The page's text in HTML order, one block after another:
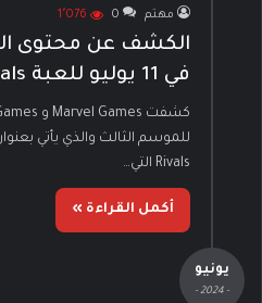
مهتم 0 1٬076
الكشف عن محتوى
في 11 يوليو للعبة Marvel Rivals
Rivals التي…
أكمل القراءة »
يونيو
- 2024 -